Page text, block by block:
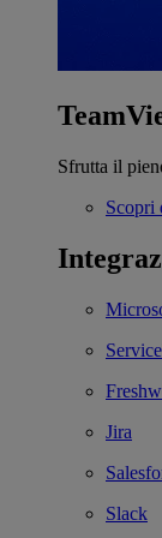
Sfrutta il
Scopri
Jira
Slack